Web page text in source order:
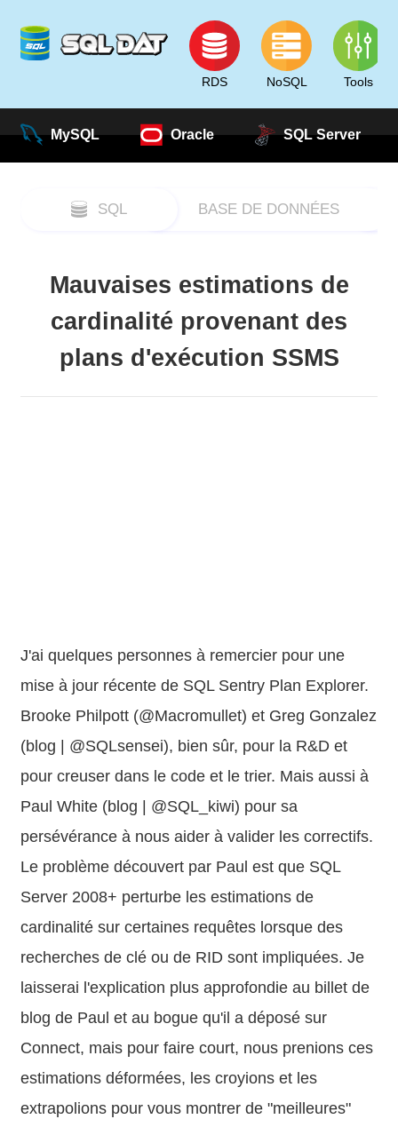
RDS NoSQL Tools
MySQL Oracle SQL Server
SQL BASE DE DONNÉES
Mauvaises estimations de
cardinalité provenant des
plans d'exécution SSMS
J'ai quelques personnes à remercier pour une
mise à jour récente de SQL Sentry Plan Explorer.
Brooke Philpott (@Macromullet) et Greg Gonzalez
(blog | @SQLsensei), bien sûr, pour la R&D et
pour creuser dans le code et le trier. Mais aussi à
Paul White (blog | @SQL_kiwi) pour sa
persévérance à nous aider à valider les correctifs.
Le problème découvert par Paul est que SQL
Server 2008+ perturbe les estimations de
cardinalité sur certaines requêtes lorsque des
recherches de clé ou de RID sont impliquées. Je
laisserai l'explication plus approfondie au billet de
blog de Paul et au bogue qu'il a déposé sur
Connect, mais pour faire court, nous prenions ces
estimations déformées, les croyions et les
extrapolions pour vous montrer de "meilleures"